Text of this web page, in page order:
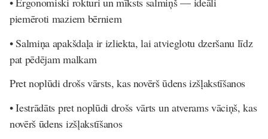
piemēroti maziem bērniem
• Salmiņa apakšdaļa ir izliekta, lai atvieglotu dzeršanu līdz
pat pēdējam malkam
Pret noplūdi drošs vārsts, kas novērš ūdens izšļakstīšanos
• Iestrādāts pret noplūdi drošs vārts un atverams vāciņš, kas
novērš ūdens izšļakstīšanos